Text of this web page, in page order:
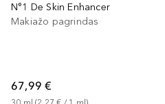
N°1 De Skin Enhancer
Makiažo pagrindas
67,99 €